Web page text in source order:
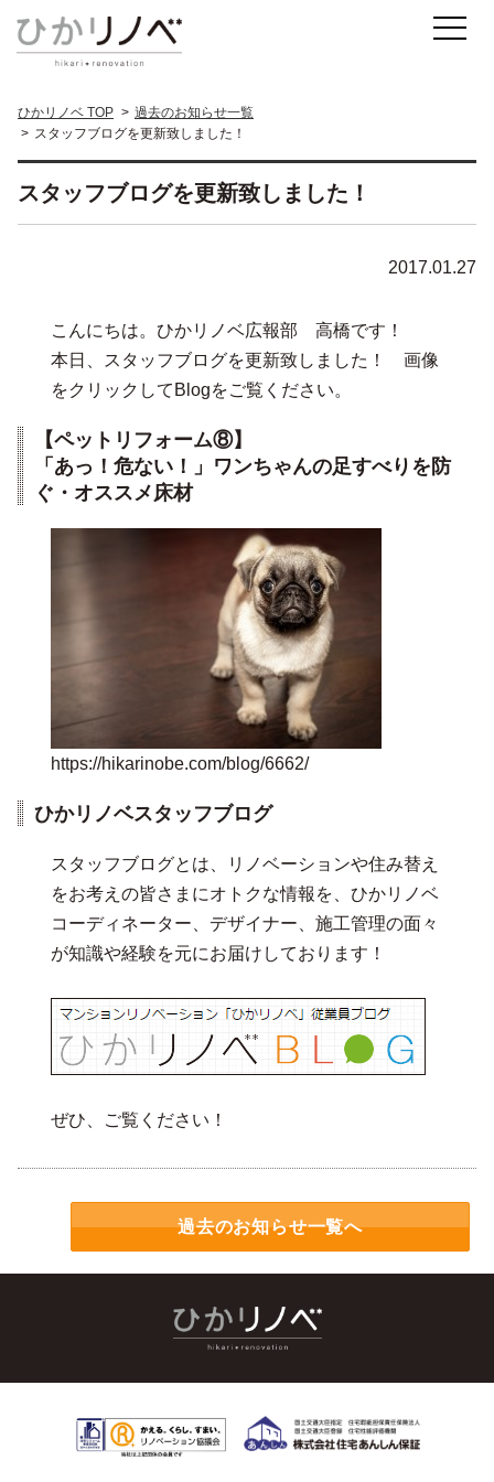
ひかリノベ TOP
過去のお知らせ一覧
スタッフブログを更新致しました！
スタッフブログを更新致しました！
2017.01.27
こんにちは。ひかリノベ広報部 高橋です！
本日、スタッフブログを更新致しました！ 画像
をクリックしてBlogをご覧ください。
【ペットリフォーム⑧】
「あっ！危ない！」ワンちゃんの足すべりを防
ぐ・オススメ床材
https://hikarinobe.com/blog/6662/
ひかリノベスタッフブログ
スタッフブログとは、リノベーションや住み替え
をお考えの皆さまにオトクな情報を、ひかリノベ
コーディネーター、デザイナー、施工管理の面々
が知識や経験を元にお届けしております！
ぜひ、ご覧ください！
過去のお知らせ一覧へ